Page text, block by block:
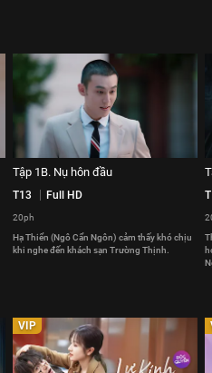
Tập 1B. Nụ hôn đầu
T13 Full HD
20ph
Hạ Thiển (Ngô Cẩn Ngôn) cảm thấy khó chịu
khi nghe đến khách sạn Trường Thịnh.
VIP